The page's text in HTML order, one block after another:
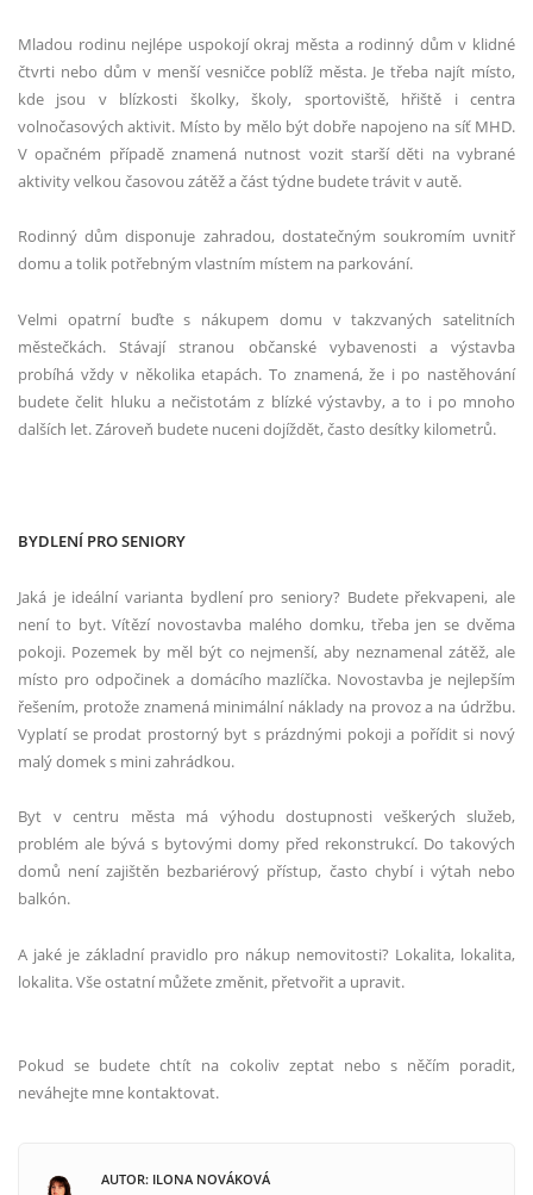
Mladou rodinu nejlépe uspokojí okraj města a rodinný dům v klidné
čtvrti nebo dům v menší vesničce poblíž města. Je třeba najít místo,
kde jsou v blízkosti školky, školy, sportoviště, hřiště i centra
volnočasových aktivit. Místo by mělo být dobře napojeno na síť MHD.
V opačném případě znamená nutnost vozit starší děti na vybrané
aktivity velkou časovou zátěž a část týdne budete trávit v autě.
Rodinný dům disponuje zahradou, dostatečným soukromím uvnitř
domu a tolik potřebným vlastním místem na parkování.
Velmi opatrní buďte s nákupem domu v takzvaných satelitních
městečkách. Stávají stranou občanské vybavenosti a výstavba
probíhá vždy v několika etapách. To znamená, že i po nastěhování
budete čelit hluku a nečistotám z blízké výstavby, a to i po mnoho
dalších let. Zároveň budete nuceni dojíždět, často desítky kilometrů.
BYDLENÍ PRO SENIORY
Jaká je ideální varianta bydlení pro seniory? Budete překvapeni, ale
není to byt. Vítězí novostavba malého domku, třeba jen se dvěma
pokoji. Pozemek by měl být co nejmenší, aby neznamenal zátěž, ale
místo pro odpočinek a domácího mazlíčka. Novostavba je nejlepším
řešením, protože znamená minimální náklady na provoz a na údržbu.
Vyplatí se prodat prostorný byt s prázdnými pokoji a pořídit si nový
malý domek s mini zahrádkou.
Byt v centru města má výhodu dostupnosti veškerých služeb,
problém ale bývá s bytovými domy před rekonstrukcí. Do takových
domů není zajištěn bezbariérový přístup, často chybí i výtah nebo
balkón.
A jaké je základní pravidlo pro nákup nemovitosti? Lokalita, lokalita,
lokalita. Vše ostatní můžete změnit, přetvořit a upravit.
Pokud se budete chtít na cokoliv zeptat nebo s něčím poradit,
neváhejte mne kontaktovat.
AUTOR: ILONA NOVÁKOVÁ